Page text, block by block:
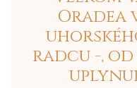
Oradea
radcu -,